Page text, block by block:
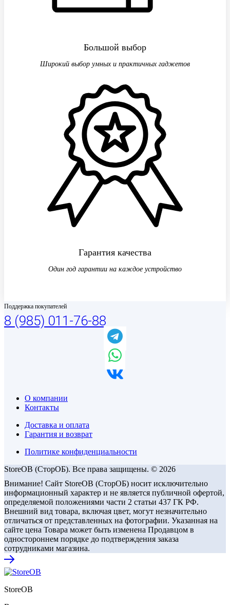
Большой выбор
Широкий выбор умных и практичных гаджетов
Гарантия качества
Один год гарантии на каждое устройство
Поддержка покупателей
8 (985) 011-76-88
О компании
Контакты
Доставка и оплата
Гарантия и возврат
Политике конфиденциальности
StoreOB (CторОБ). Все права защищены. © 2026
Внимание! Сайт StoreOB (СторОБ) носит исключительно
информационный характер и не является публичной офертой,
определяемой положениями части 2 статьи 437 ГК РФ.
Внешний вид товара, включая цвет, могут незначительно
отличаться от представленных на фотографии. Указанная на
сайте цена Товара может быть изменена Продавцом в
одностороннем порядке до подтверждения заказа
сотрудниками магазина.
StoreOB